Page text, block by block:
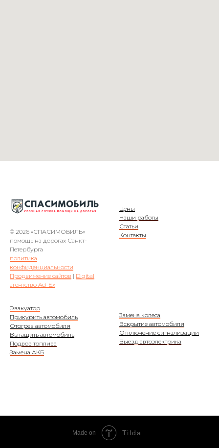
© 2026 «СПАСИМОБИЛЬ»
помощь на дорогах Санкт-
Петербурга
политика
конфиденциальности
Продвижение сайтов | Digital
агентство Ad-Ex
Цены
Наши работы
Статьи
Контакты
Эвакуатор
Прикурить автомобиль
Отогрев автомобиля
Вытащить автомобиль
Подвоз топлива
Замена АКБ
Замена колеса
Вскрытие автомобиля
Отключение сигнализации
Выезд автоэлектрика
Made on Tilda